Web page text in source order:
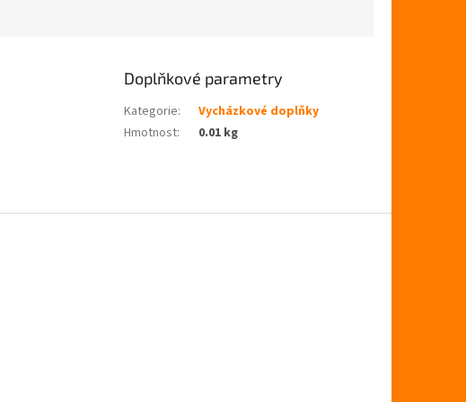
Doplňkové parametry
Kategorie:
Vycházkové doplňky
Hmotnost: 0.01 kg